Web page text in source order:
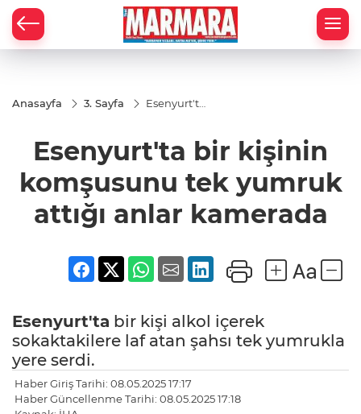
Anasayfa 3. Sayfa
Esenyurt'ta
tek yumruk
attığı anlar
Esenyurt'ta bir kişinin
komşusunu tek yumruk
attığı anlar kamerada
Esenyurt'ta bir kişi alkol içerek
sokaktakilere laf atan şahsı tek yumrukla
yere serdi.
Haber Giriş Tarihi: 08.05.2025 17:17
Haber Güncellenme Tarihi: 08.05.2025 17:18